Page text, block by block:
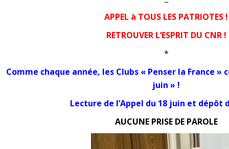
APPEL à TOUS LES PATRIOTES !
RETROUVER L’ESPRIT DU CNR !
*
Comme chaque année, les Clubs « Penser la France »
juin » !
Lecture de l’Appel du 18 juin et dépôt
AUCUNE PRISE DE PAROLE